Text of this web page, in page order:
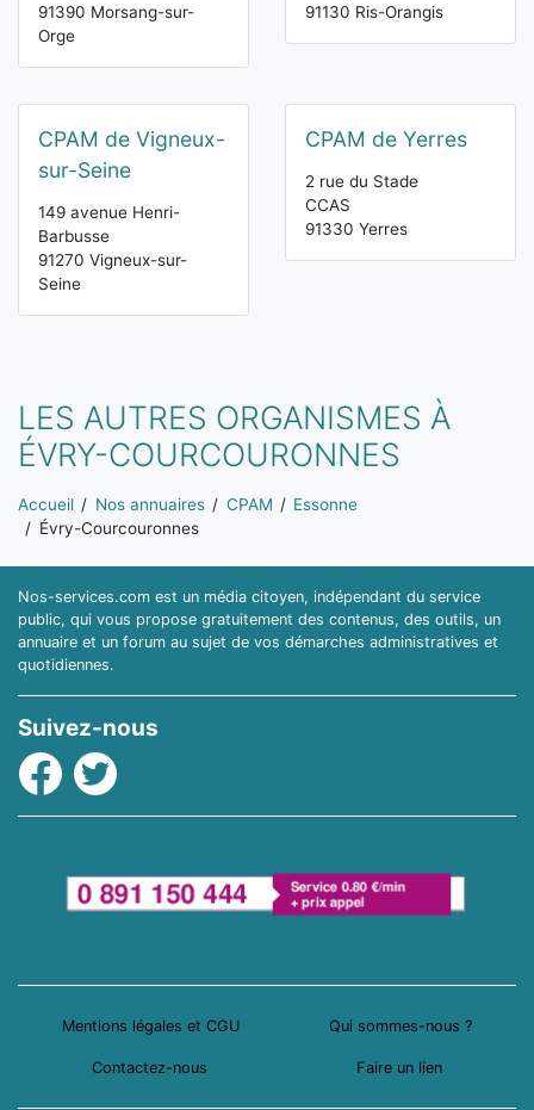
91390 Morsang-sur-
Orge
91130 Ris-Orangis
CPAM de Vigneux-
sur-Seine
149 avenue Henri-
Barbusse
91270 Vigneux-sur-
Seine
CPAM de Yerres
2 rue du Stade
CCAS
91330 Yerres
LES AUTRES ORGANISMES À
ÉVRY-COURCOURONNES
Vous êtes ici:
Accueil Nos annuaires CPAM
Essonne
Évry-Courcouronnes
Nos-services.com est un média citoyen, indépendant du service
public, qui vous propose gratuitement des contenus, des outils, un
annuaire et un forum au sujet de vos démarches administratives et
quotidiennes.
Suivez-nous
Facebook
Twitter
Mentions légales et CGU Qui sommes-nous ?
Contactez-nous Faire un lien